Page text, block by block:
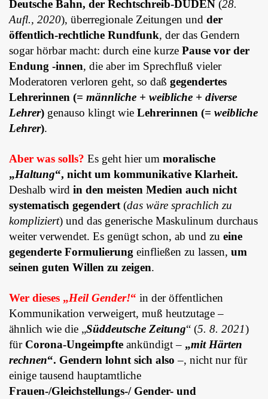
Deutsche Bahn, der Rechtschreib-DUDEN (28.
Aufl., 2020), überregionale Zeitungen und der
öffentlich-rechtliche Rundfunk, der das Gendern
sogar hörbar macht: durch eine kurze Pause vor der
Endung -innen, die aber im Sprechfluß vieler
Moderatoren verloren geht, so daß gegendertes
Lehrerinnen (= männliche + weibliche + diverse
Lehrer) genauso klingt wie Lehrerinnen (= weibliche
Lehrer).
Aber was solls? Es geht hier um moralische
„Haltung“, nicht um kommunikative Klarheit.
Deshalb wird in den meisten Medien auch nicht
systematisch gegendert (das wäre sprachlich zu
kompliziert) und das generische Maskulinum durchaus
weiter verwendet. Es genügt schon, ab und zu eine
gegenderte Formulierung einfließen zu lassen, um
seinen guten Willen zu zeigen.
Wer dieses „Heil Gender!“ in der öffentlichen
Kommunikation verweigert, muß heutzutage –
ähnlich wie die „Süddeutsche Zeitung“ (5. 8. 2021)
fürCorona-Ungeimpfte ankündigt – „mit Härten
rechnen“. Gendern lohnt sich also –, nicht nur für
einige tausend hauptamtliche
Frauen-/Gleichstellungs-/ Gender- und